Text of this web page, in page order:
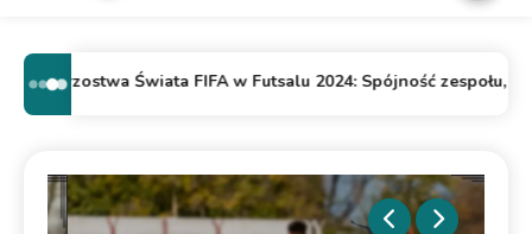
Mistrzostwa Świata FIFA w Futsalu 2024: Spójność zespołu,